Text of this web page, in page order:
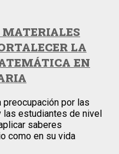
LA
EN
preocupación por las
estudiantes de nivel
saberes
como en su vida